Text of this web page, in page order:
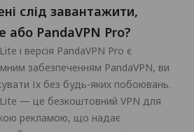
слід завантажити,
або PandaVPN Pro?
і версія PandaVPN Pro є
забезпеченням PandaVPN, ви
їх без будь-яких побоювань.
Lite — це безкоштовний VPN для
рекламою, що надає